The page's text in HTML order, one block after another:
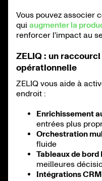
Vous pouvez associer
qui augmenter la
renforcer l'impact au
ZELIQ : un
opérationnelle
ZELIQ vous aide à
endroit :
Enrichissement
entrées plus
Orchestration
fluide
Tableaux de bord
meilleures
Intégrations CRM